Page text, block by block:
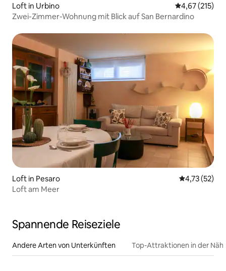
Loft in Urbino
4,67 (215)
Zwei-Zimmer-Wohnung mit Blick auf San Bernardino
Loft in Pesaro
4,73 (52)
Loft am Meer
Spannende Reiseziele
Andere Arten von Unterkünften Top-Attraktionen in der